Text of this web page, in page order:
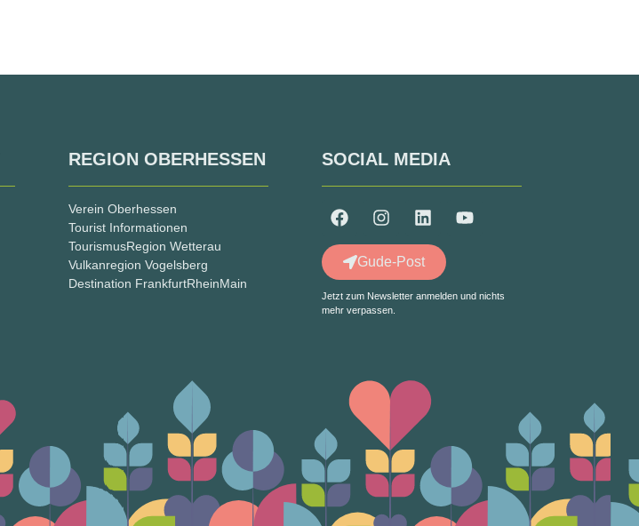
REGION OBERHESSEN
Verein Oberhessen
Tourist Informationen
TourismusRegion Wetterau
Vulkanregion Vogelsberg
Destination FrankfurtRheinMain
SOCIAL MEDIA
Gude-Post
Jetzt zum Newsletter anmelden und nichts
mehr verpassen.